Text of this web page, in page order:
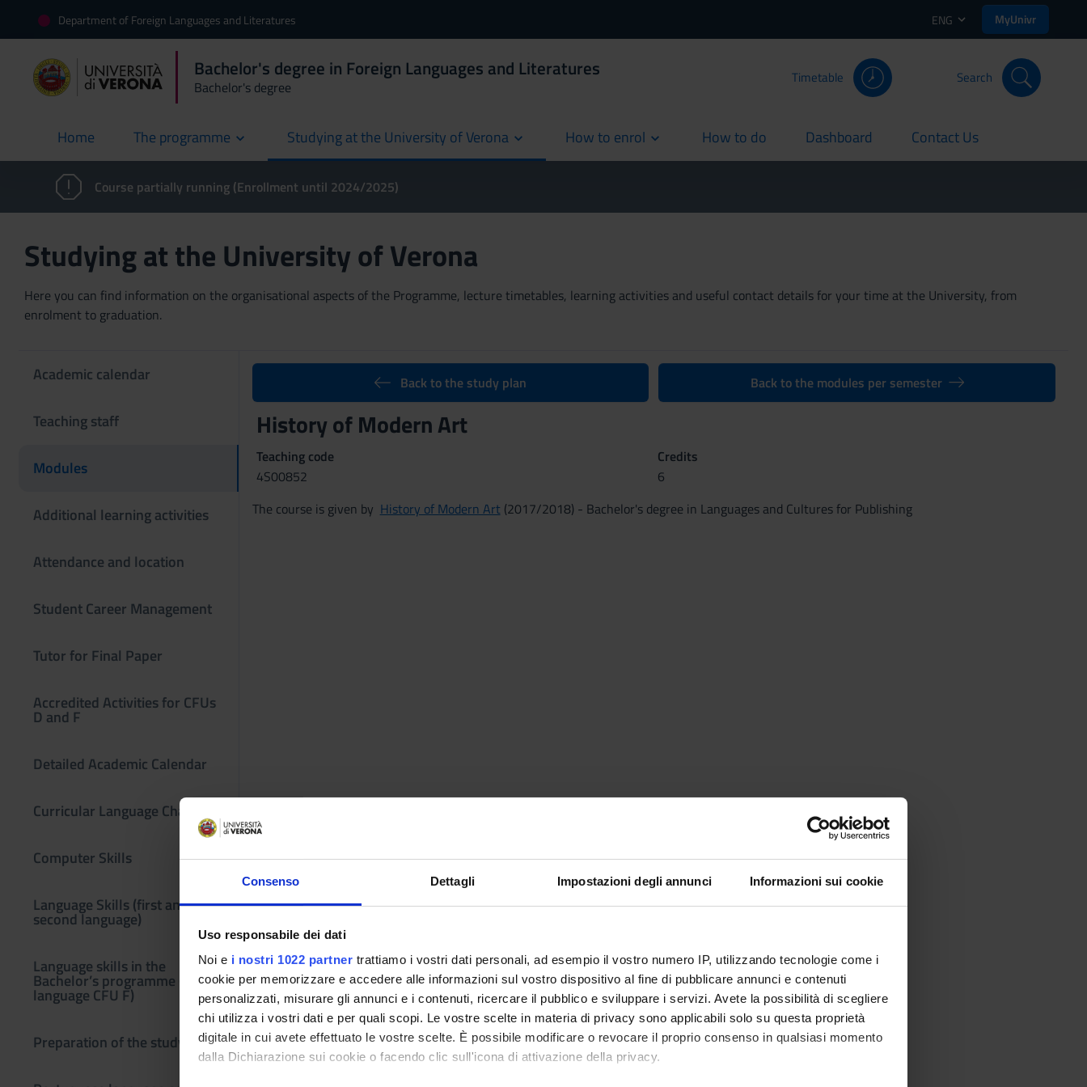
Consenso Dettagli Impostazioni degli annunci Informazioni sui cookie
Uso responsabile dei dati
Noi e i nostri 1022 partner trattiamo i vostri dati personali, ad esempio il vostro numero IP, utilizzando tecnologie come i
cookie per memorizzare e accedere alle informazioni sul vostro dispositivo al fine di pubblicare annunci e contenuti
personalizzati, misurare gli annunci e i contenuti, ricercare il pubblico e sviluppare i servizi. Avete la possibilità di scegliere
chi utilizza i vostri dati e per quali scopi. Le vostre scelte in materia di privacy sono applicabili solo su questa proprietà
digitale in cui avete effettuato le vostre scelte. È possibile modificare o revocare il proprio consenso in qualsiasi momento
dalla Dichiarazione sui cookie o facendo clic sull'icona di attivazione della privacy.
Department of Foreign Languages and Literatures ENG MyUnivr
Bachelor's degree in Foreign Languages and Literatures
Bachelor's degree
Timetable Search
Home
current The programme Studying at the University of Verona How to enrol How to do
current Dashboard
current Contact Us
current
Course partially running (Enrollment until 2024/2025)
Studying at the University of Verona
Here you can find information on the organisational aspects of the Programme, lecture timetables, learning activities and useful contact details for your time at the University, from
enrolment to graduation.
Academic calendar
Teaching staff
Modules
Additional learning activities
Attendance and location
Student Career Management
Tutor for Final Paper
Accredited Activities for CFUs
D and F
Detailed Academic Calendar
Curricular Language Change
Computer Skills
Language Skills (first and
second language)
Language skills in the
Bachelor’s programme (third
language CFU F)
Preparation of the study plan
Back to the study plan Back to the modules per semester
History of Modern Art
Teaching code
4S00852
Credits
6
The course is given by History of Modern Art (2017/2018) - Bachelor's degree in Languages and Cultures for Publishing